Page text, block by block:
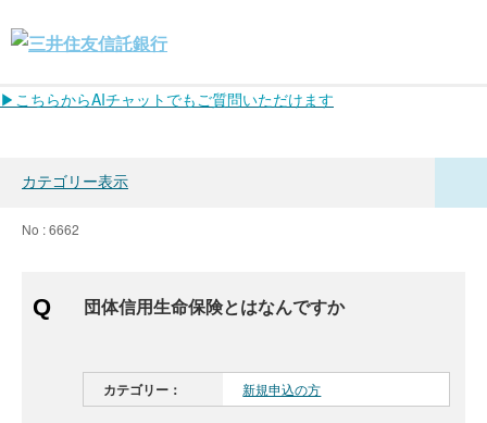
▶こちらからAIチャットでもご質問いただけます
カテゴリー表示
No : 6662
団体信用生命保険とはなんですか
カテゴリー： 新規申込の方